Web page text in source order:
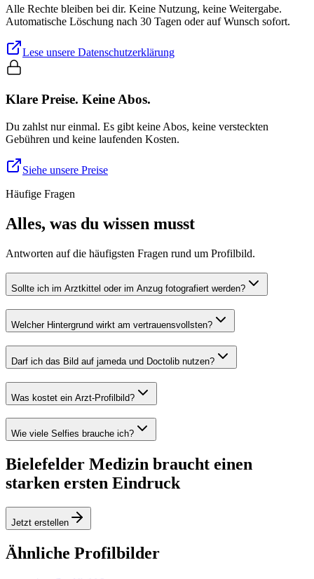
Alle Rechte bleiben bei dir. Keine Nutzung, keine Weitergabe.
Automatische Löschung nach 30 Tagen oder auf Wunsch sofort.
Lese unsere Datenschutzerklärung
Klare Preise. Keine Abos.
Du zahlst nur einmal. Es gibt keine Abos, keine versteckten
Gebühren und keine laufenden Kosten.
Siehe unsere Preise
Häufige Fragen
Alles, was du wissen musst
Antworten auf die häufigsten Fragen rund um Profilbild.
Sollte ich im Arztkittel oder im Anzug fotografiert werden?
Welcher Hintergrund wirkt am vertrauensvollsten?
Darf ich das Bild auf jameda und Doctolib nutzen?
Was kostet ein Arzt-Profilbild?
Wie viele Selfies brauche ich?
Bielefelder Medizin braucht einen
starken ersten Eindruck
Jetzt erstellen
Ähnliche Profilbilder